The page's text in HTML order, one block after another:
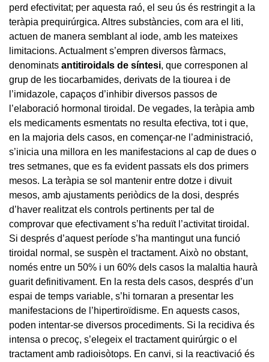
perd efectivitat; per aquesta raó, el seu ús és restringit a la
teràpia prequirúrgica. Altres substàncies, com ara el liti,
actuen de manera semblant al iode, amb les mateixes
limitacions. Actualment s’empren diversos fàrmacs,
denominats antitiroidals de síntesi, que corresponen al
grup de les tiocarbamides, derivats de la tiourea i de
l’imidazole, capaços d’inhibir diversos passos de
l’elaboració hormonal tiroidal. De vegades, la teràpia amb
els medicaments esmentats no resulta efectiva, tot i que,
en la majoria dels casos, en començar-ne l’administració,
s’inicia una millora en les manifestacions al cap de dues o
tres setmanes, que es fa evident passats els dos primers
mesos. La teràpia se sol mantenir entre dotze i divuit
mesos, amb ajustaments periòdics de la dosi, després
d’haver realitzat els controls pertinents per tal de
comprovar que efectivament s’ha reduït l’activitat tiroidal.
Si després d’aquest període s’ha mantingut una funció
tiroidal normal, se suspèn el tractament. Això no obstant,
només entre un 50% i un 60% dels casos la malaltia haurà
guarit definitivament. En la resta dels casos, després d’un
espai de temps variable, s’hi tornaran a presentar les
manifestacions de l’hipertiroïdisme. En aquests casos,
poden intentar-se diversos procediments. Si la recidiva és
intensa o precoç, s’elegeix el tractament quirúrgic o el
tractament amb radioisòtops. En canvi, si la reactivació és